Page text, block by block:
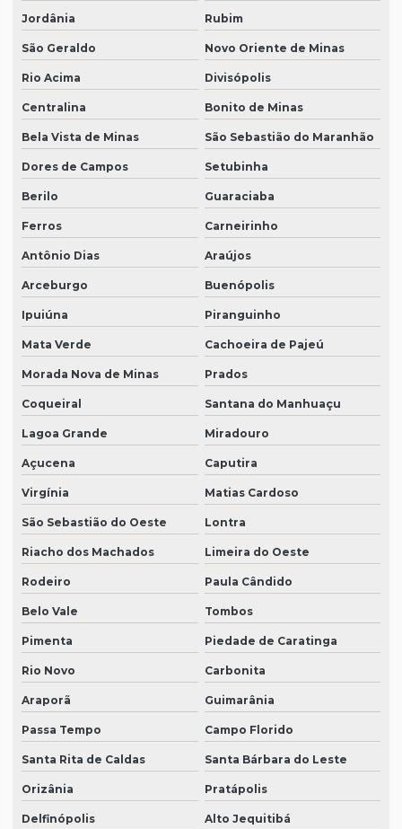
Jordânia Rubim
São Geraldo Novo Oriente de Minas
Rio Acima Divisópolis
Centralina Bonito de Minas
Bela Vista de Minas São Sebastião do Maranhão
Dores de Campos Setubinha
Berilo Guaraciaba
Ferros Carneirinho
Antônio Dias Araújos
Arceburgo Buenópolis
Ipuiúna Piranguinho
Mata Verde Cachoeira de Pajeú
Morada Nova de Minas Prados
Coqueiral Santana do Manhuaçu
Lagoa Grande Miradouro
Açucena Caputira
Virgínia Matias Cardoso
São Sebastião do Oeste Lontra
Riacho dos Machados Limeira do Oeste
Rodeiro Paula Cândido
Belo Vale Tombos
Pimenta Piedade de Caratinga
Rio Novo Carbonita
Araporã Guimarânia
Passa Tempo Campo Florido
Santa Rita de Caldas Santa Bárbara do Leste
Orizânia Pratápolis
Delfinópolis Alto Jequitibá